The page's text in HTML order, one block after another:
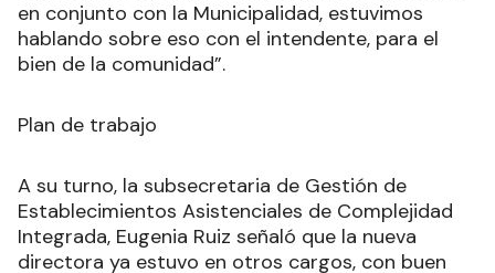
en conjunto con la Municipalidad, estuvimos
hablando sobre eso con el intendente, para el
bien de la comunidad”.
Plan de trabajo
A su turno, la subsecretaria de Gestión de
Establecimientos Asistenciales de Complejidad
Integrada, Eugenia Ruiz señaló que la nueva
directora ya estuvo en otros cargos, con buen